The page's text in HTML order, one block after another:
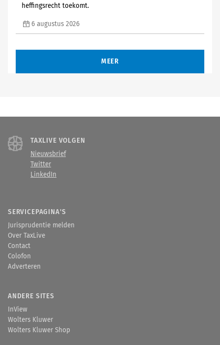
heffingsrecht toekomt.
6 augustus 2026
MEER
TAXLIVE VOLGEN
Nieuwsbrief
Twitter
LinkedIn
SERVICEPAGINA'S
Jurisprudentie melden
Over TaxLive
Contact
Colofon
Adverteren
ANDERE SITES
InView
Wolters Kluwer
Wolters Kluwer Shop